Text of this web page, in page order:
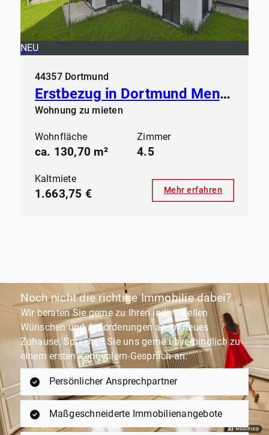
NEU
44357 Dortmund
Erstbezug in Dortmund Mengede - Modernes Wohnen ab sofort
Wohnung zu mieten
Wohnfläche
ca. 130,70 m²
Zimmer
4.5
Kaltmiete
1.663,75 € Mehr erfahren
Noch nicht die richtige Immobilie dabei?
Wir beraten Sie gerne zu Ihren individuellen
Wünschen und Anforderungen an Ihr neues
Zuhause. Sprechen Sie uns gerne unverbindlich zu
einem ersten Kennenlern-Gespräch an.
Persönlicher Ansprechpartner
Maßgeschneiderte Immobilienangebote